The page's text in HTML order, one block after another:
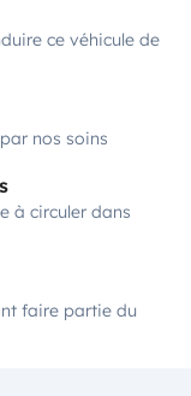
ce véhicule de
nos soins
à circuler dans
faire partie du